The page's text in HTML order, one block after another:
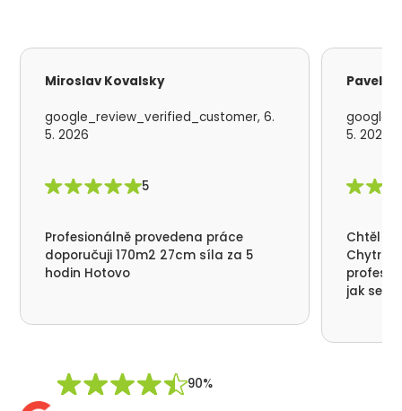
Miroslav Kovalsky
google_review_verified_customer, 6.
5. 2026
5
Profesionálně provedena práce
doporučuji 170m2 27cm síla za 5
hodin Hotovo
Pavel
5. 2026
Chtěl
Chytrá
jak se
90%